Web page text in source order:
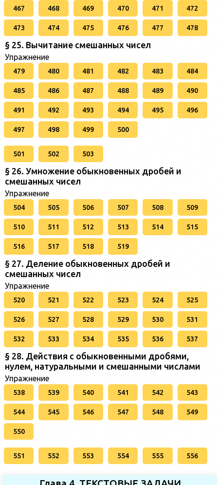
467 468 469 470 471 472
473 474 475 476 477 478
§ 25. Вычитание смешанных чисел
Упражнение
479 480 481 482 483 484
485 486 487 488 489 490
491 492 493 494 495 496
497 498 499 500
501 502 503
§ 26. Умножение обыкновенных дробей и
смешанных чисел
Упражнение
504 505 506 507 508 509
510 511 512 513 514 515
516 517 518 519
§ 27. Деление обыкновенных дробей и
смешанных чисел
Упражнение
520 521 522 523 524 525
526 527 528 529 530 531
532 533 534 535 536 537
§ 28. Действия с обыкновенными дробями,
нулем, натуральными и смешанными числами
Упражнение
538 539 540 541 542 543
544 545 546 547 548 549
550
551 552 553 554 555 556